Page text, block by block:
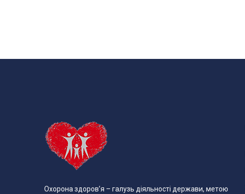
Охорона здоров’я – галузь діяльності держави, метою